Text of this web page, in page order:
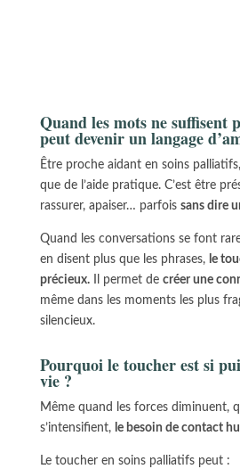
Quand les mots ne
peut devenir un langage
Être proche aidant en soins
que de l’aide pratique. C’est être
rassurer, apaiser… parfois sans dire
Quand les conversations se font
en disent plus que les phrases, le
précieux.Il permet de créer une
même dans les moments les plus
silencieux.
Pourquoi le toucher est si
vie ?
Même quand les forces diminuent,
s’intensifient, le besoin de contact
Le toucher en soins palliatifs peut :